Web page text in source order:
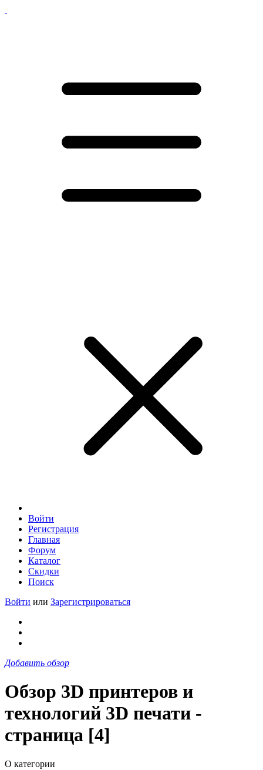
Войти
Регистрация
Главная
Форум
Каталог
Скидки
Поиск
Войти или Зарегистрироваться
Добавить обзор
Обзор 3D принтеров и
технологий 3D печати -
страница [4]
О категории